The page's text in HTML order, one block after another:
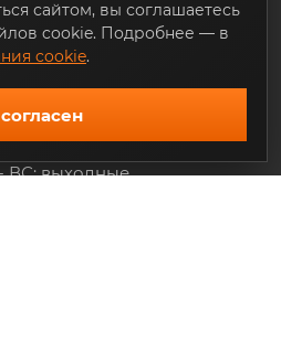
techno.ru
ул. Ангарская, 77-
119
ВС: выходные
сайтом, вы соглашаетесь
cookie. Подробнее — в
cookie.